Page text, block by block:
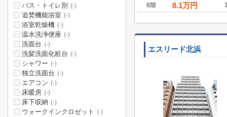
6階
8.1万円
エスリード北浜
バス・トイレ別 (-)
追焚機能浴室 (-)
浴室乾燥機 (-)
温水洗浄便座 (-)
洗面台 (-)
洗髪洗面化粧台 (-)
シャワー (-)
独立洗面台 (-)
エアコン (-)
床暖房 (-)
床下収納 (-)
ウォークインクロゼット (-)